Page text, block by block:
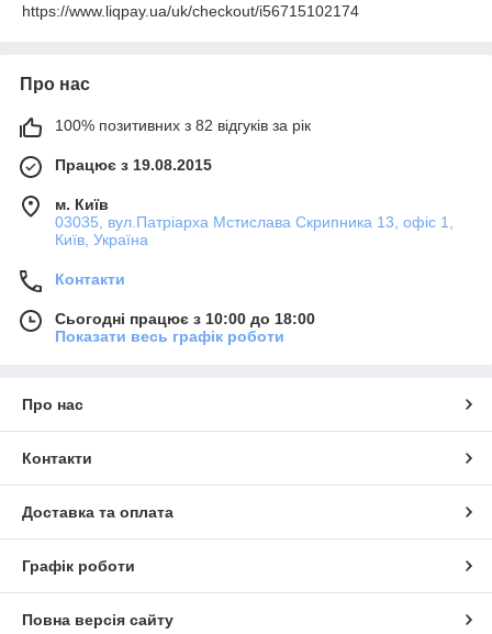
https://www.liqpay.ua/uk/checkout/i56715102174
Про нас
100% позитивних з 82 відгуків за рік
Працює з 19.08.2015
м. Київ
03035, вул.Патріарха Мстислава Скрипника 13, офіс 1,
Київ, Україна
Контакти
Сьогодні працює з 10:00 до 18:00
Показати весь графік роботи
Про нас
Контакти
Доставка та оплата
Графік роботи
Повна версія сайту